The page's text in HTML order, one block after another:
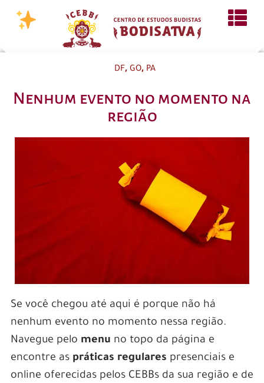
DF, GO, PA
Nenhum evento no momento na
região
Se você chegou até aqui é porque não há
nenhum evento no momento nessa região.
Navegue pelo menu no topo da página e
encontre as práticas regulares presenciais e
online oferecidas pelos CEBBs da sua região e de